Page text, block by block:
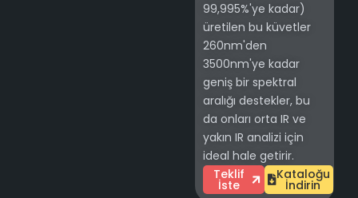
99,995%'ye kadar)
üretilen bu küvetler
260nm'den
3500nm'ye kadar
geniş bir spektral
aralığı destekler, bu
da onları orta IR ve
yakın IR analizi için
ideal hale getirir.
Teklif
İste
Kataloğu
İndirin